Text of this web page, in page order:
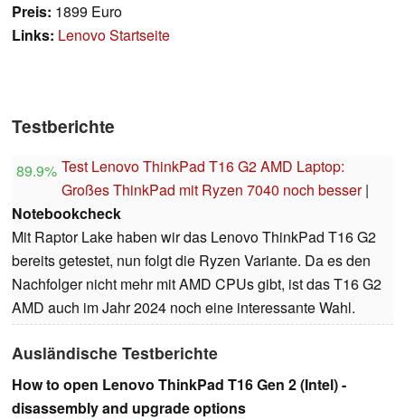
Preis: 1899 Euro
Links: Lenovo Startseite
Testberichte
89.9% Test Lenovo ThinkPad T16 G2 AMD Laptop:
Großes ThinkPad mit Ryzen 7040 noch besser|
Notebookcheck
Mit Raptor Lake haben wir das Lenovo ThinkPad T16 G2
bereits getestet, nun folgt die Ryzen Variante. Da es den
Nachfolger nicht mehr mit AMD CPUs gibt, ist das T16 G2
AMD auch im Jahr 2024 noch eine interessante Wahl.
Ausländische Testberichte
How to open Lenovo ThinkPad T16 Gen 2 (Intel) -
disassembly and upgrade options